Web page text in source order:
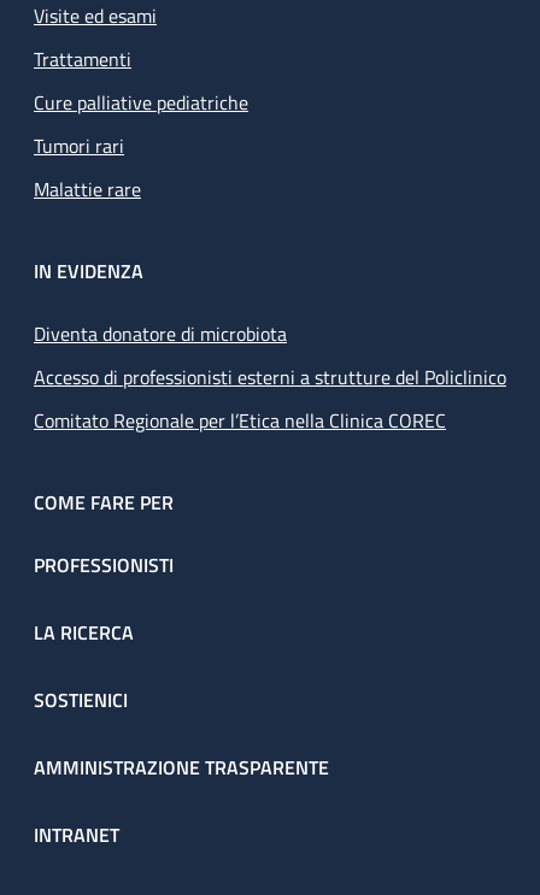
Visite ed esami
Trattamenti
Cure palliative pediatriche
Tumori rari
Malattie rare
IN EVIDENZA
Diventa donatore di microbiota
Accesso di professionisti esterni a strutture del Policlinico
Comitato Regionale per l’Etica nella Clinica COREC
COME FARE PER
PROFESSIONISTI
LA RICERCA
SOSTIENICI
AMMINISTRAZIONE TRASPARENTE
INTRANET